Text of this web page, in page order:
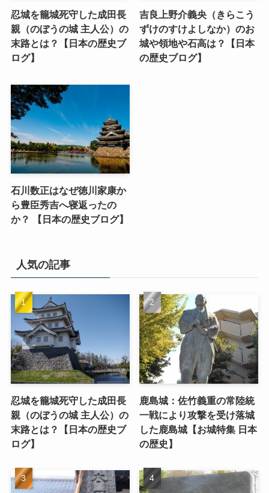
忍城を籠城死守した成田長
親（のぼうの城 主人公）の
末路とは？【日本の歴史ブ
ログ】
吉良上野介義央（きらこう
ずけのすけよしなか）のお
城や領地や石高は？【日本
の歴史ブログ】
石川数正はなぜ徳川家康か
ら豊臣秀吉へ寝返ったの
か？ 【日本の歴史ブログ】
人気の記事
忍城を籠城死守した成田長
親（のぼうの城 主人公）の
末路とは？【日本の歴史ブ
ログ】
鹿島城：佐竹義重の常陸統
一戦により攻撃を受け落城
した鹿島城【お城特集 日本
の歴史】